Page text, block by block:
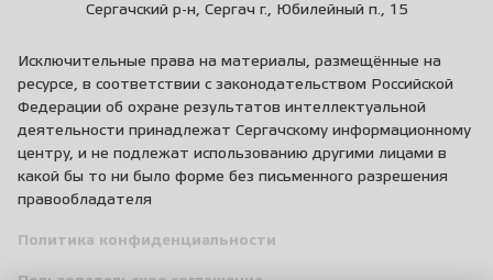
Сергачский р-н, Сергач г., Юбилейный п., 15
Исключительные права на материалы, размещённые на
ресурсе, в соответствии с законодательством Российской
Федерации об охране результатов интеллектуальной
деятельности принадлежат Сергачскому информационному
центру, и не подлежат использованию другими лицами в
какой бы то ни было форме без письменного разрешения
правообладателя
Политика конфиденциальности